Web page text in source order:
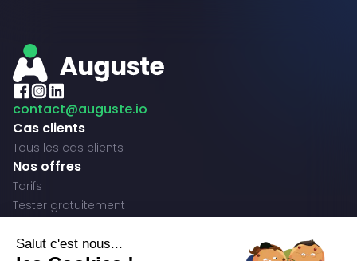
contact@auguste.io
Cas clients
Tous les cas clients
Nos offres
Tarifs
Tester gratuitement
Production de contenu
Salut c'est nous...